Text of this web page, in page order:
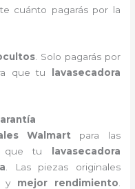
cuánto pagarás por la
. Solo pagarás por
que tu
lavasecadora
Walmart para las
que tu
lavasecadora
. Las piezas originales
y mejor rendimiento